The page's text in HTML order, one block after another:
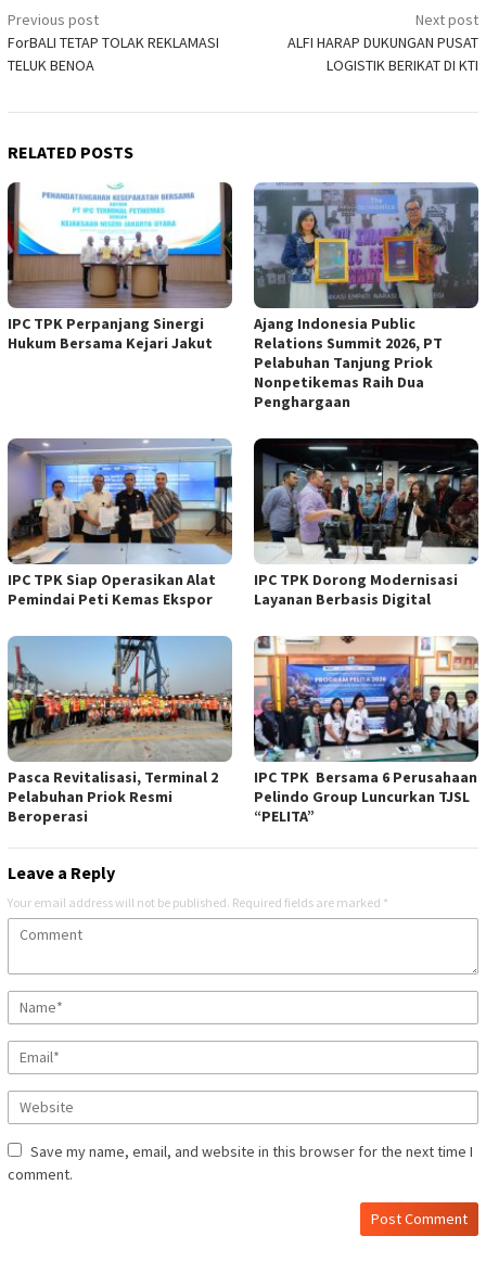
Post
navigation
Previous post
ForBALI TETAP TOLAK REKLAMASI
TELUK BENOA
Next post
ALFI HARAP DUKUNGAN PUSAT
LOGISTIK BERIKAT DI KTI
RELATED POSTS
IPC TPK Perpanjang Sinergi
Hukum Bersama Kejari Jakut
Ajang Indonesia Public
Relations Summit 2026, PT
Pelabuhan Tanjung Priok
Nonpetikemas Raih Dua
Penghargaan
IPC TPK Siap Operasikan Alat
Pemindai Peti Kemas Ekspor
IPC TPK Dorong Modernisasi
Layanan Berbasis Digital
Pasca Revitalisasi, Terminal 2
Pelabuhan Priok Resmi
Beroperasi
IPC TPK Bersama 6 Perusahaan
Pelindo Group Luncurkan TJSL
“PELITA”
Leave a Reply
Your email address will not be published. Required fields are marked *
Save my name, email, and website in this browser for the next time I
comment.